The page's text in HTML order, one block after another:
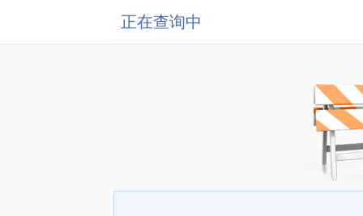
正在查询中